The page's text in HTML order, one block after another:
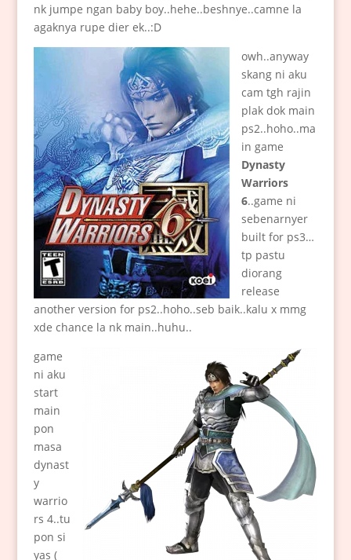
nk jumpe ngan baby boy..hehe..beshnye..camne la
agaknya rupe dier ek..:D
owh..anyway
skang ni aku
cam tgh rajin
plak dok main
ps2..hoho..ma
in game
Dynasty
Warriors
6..game ni
sebenarnyer
built for ps3…
tp pastu
diorang
release
another version for ps2..hoho..seb baik..kalu x mmg
xde chance la nk main..huhu..
game
ni aku
start
main
pon
masa
dynast
y
warrio
rs 4..tu
pon si
yas (